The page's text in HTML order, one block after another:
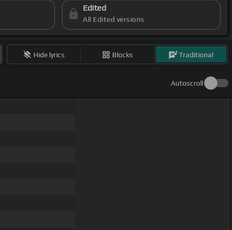
Edited
All Edited versions
Hide lyrics Blocks Traditional
Autoscroll